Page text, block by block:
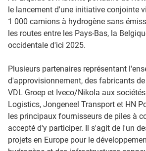
le lancement d'une initiative conjointe
1 000 camions à hydrogène sans
les routes entre les Pays-Bas, la
occidentale d'ici 2025.
Plusieurs partenaires représentant
d'approvisionnement, des fabricants
VDL Groep et Iveco/Nikola aux
Logistics, Jongeneel Transport et HN
les principaux fournisseurs de piles à
accepté d'y participer. Il s'agit de l'un
projets en Europe pour le